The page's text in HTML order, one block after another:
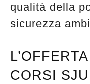
qualità della
sicurezza
CORSI